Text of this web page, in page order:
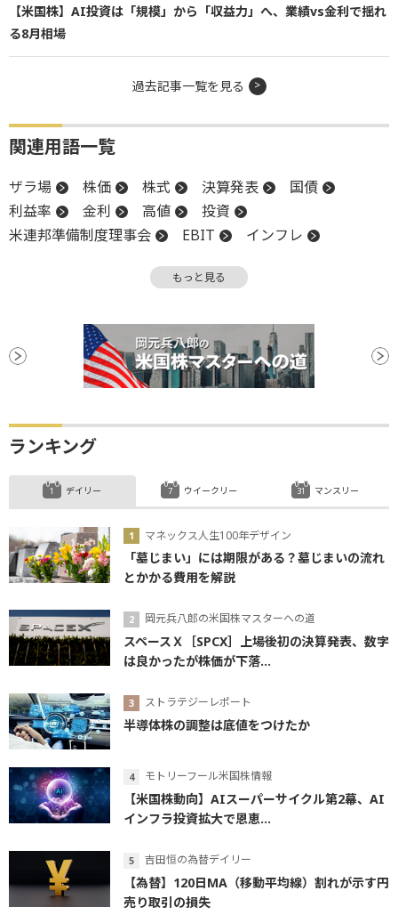
【米国株】AI投資は「規模」から「収益力」へ、業績vs金利で揺れ
る8月相場
過去記事一覧を見る
関連用語一覧
ザラ場 株価 株式 決算発表
国債
利益率
金利 高値
投資
米連邦準備制度理事会
EBIT
インフレ
FRB 関税
もっと見る
ランキング
デイリー
マネックス人生100年デザイン
「墓じまい」には期限がある？墓じまいの流れ
とかかる費用を解説
岡元兵八郎の米国株マスターへの道
スペースＸ［SPCX］上場後初の決算発表、数字
は良かったが株価が下落...
ストラテジーレポート
半導体株の調整は底値をつけたか
モトリーフール米国株情報
【米国株動向】AIスーパーサイクル第2幕、AI
インフラ投資拡大で恩恵...
吉田恒の為替デイリー
【為替】120日MA（移動平均線）割れが示す円
売り取引の損失
ウイークリー マンスリー